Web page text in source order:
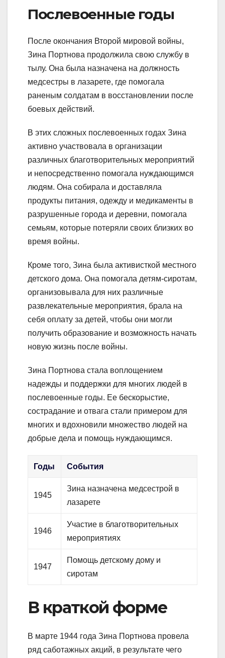
Послевоенные годы
После окончания Второй мировой войны,
Зина Портнова продолжила свою службу в
тылу. Она была назначена на должность
медсестры в лазарете, где помогала
раненым солдатам в восстановлении после
боевых действий.
В этих сложных послевоенных годах Зина
активно участвовала в организации
различных благотворительных мероприятий
и непосредственно помогала нуждающимся
людям. Она собирала и доставляла
продукты питания, одежду и медикаменты в
разрушенные города и деревни, помогала
семьям, которые потеряли своих близких во
время войны.
Кроме того, Зина была активисткой местного
детского дома. Она помогала детям-сиротам,
организовывала для них различные
развлекательные мероприятия, брала на
себя оплату за детей, чтобы они могли
получить образование и возможность начать
новую жизнь после войны.
Зина Портнова стала воплощением
надежды и поддержки для многих людей в
послевоенные годы. Ее бескорыстие,
сострадание и отвага стали примером для
многих и вдохновили множество людей на
добрые дела и помощь нуждающимся.
Годы События
1945
Зина назначена медсестрой в
лазарете
1946
Участие в благотворительных
мероприятиях
1947
Помощь детскому дому и
сиротам
В краткой форме
В марте 1944 года Зина Портнова провела
ряд саботажных акций, в результате чего